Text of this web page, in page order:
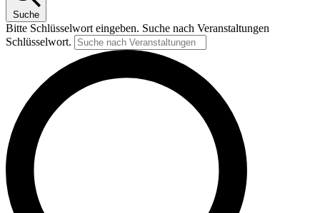
Suche
Bitte Schlüsselwort eingeben. Suche nach Veranstaltungen
Schlüsselwort.